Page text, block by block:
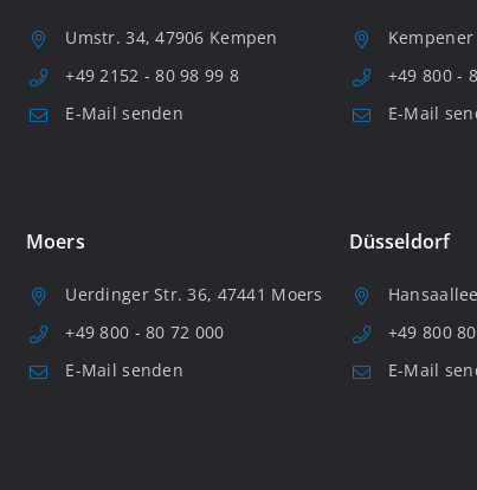
Umstr. 34, 47906 Kempen
+49 2152 - 80 98 99 8
E-Mail senden
+49 800 -
E-Mail
Moers
Uerdinger Str. 36, 47441 Moers
+49 800 - 80 72 000
E-Mail senden
Düsseldorf
+49 800
E-Mail